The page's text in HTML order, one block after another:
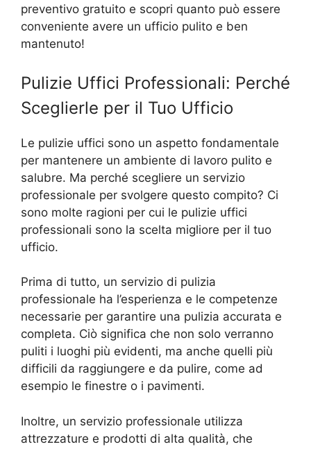
preventivo gratuito e scopri quanto può essere
conveniente avere un ufficio pulito e ben
mantenuto!
Pulizie Uffici Professionali: Perché
Sceglierle per il Tuo Ufficio
Le pulizie uffici sono un aspetto fondamentale
per mantenere un ambiente di lavoro pulito e
salubre. Ma perché scegliere un servizio
professionale per svolgere questo compito? Ci
sono molte ragioni per cui le pulizie uffici
professionali sono la scelta migliore per il tuo
ufficio.
Prima di tutto, un servizio di pulizia
professionale ha l’esperienza e le competenze
necessarie per garantire una pulizia accurata e
completa. Ciò significa che non solo verranno
puliti i luoghi più evidenti, ma anche quelli più
difficili da raggiungere e da pulire, come ad
esempio le finestre o i pavimenti.
Inoltre, un servizio professionale utilizza
attrezzature e prodotti di alta qualità, che